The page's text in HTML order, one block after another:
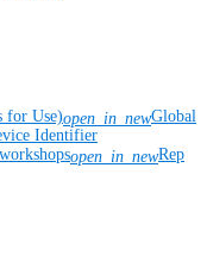
for Use)open_in_newGlobal
Identifier
open_in_newRep